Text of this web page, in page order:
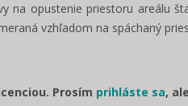
na opustenie priestoru areálu
vzhľadom na spáchaný
Prosím prihláste sa,